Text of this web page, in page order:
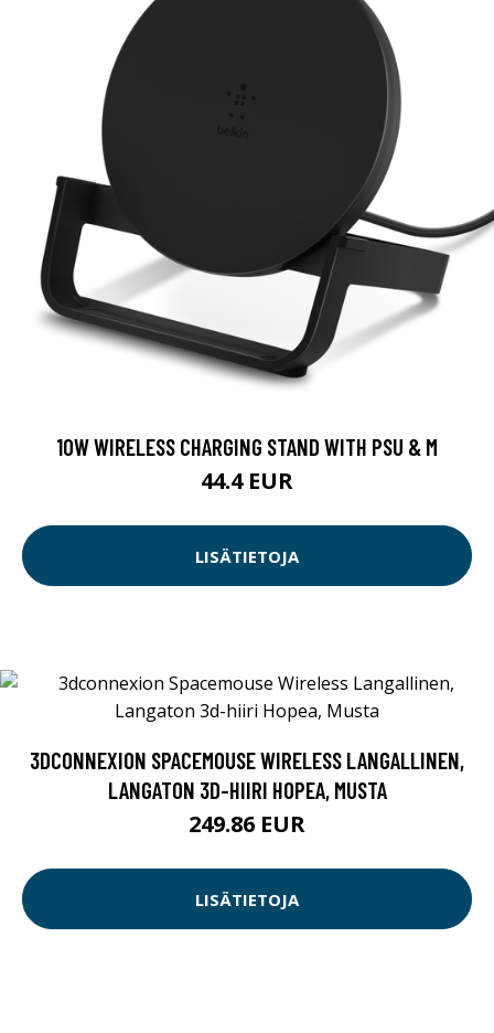
10W WIRELESS CHARGING STAND WITH PSU & M
44.4 EUR
LISÄTIETOJA
3DCONNEXION SPACEMOUSE WIRELESS LANGALLINEN,
LANGATON 3D-HIIRI HOPEA, MUSTA
249.86 EUR
LISÄTIETOJA